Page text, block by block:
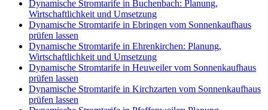
Dynamische Stromtarife in Buchenbach: Planung,
Wirtschaftlichkeit und Umsetzung
Dynamische Stromtarife in Ebringen vom Sonnenkaufhaus
prüfen lassen
Dynamische Stromtarife in Ehrenkirchen: Planung,
Wirtschaftlichkeit und Umsetzung
Dynamische Stromtarife in Heuweiler vom Sonnenkaufhaus
prüfen lassen
Dynamische Stromtarife in Kirchzarten vom Sonnenkaufhaus
prüfen lassen